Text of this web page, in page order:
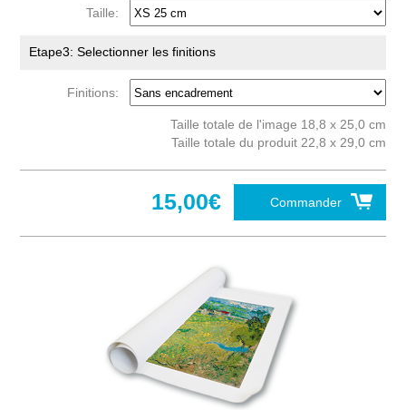
Taille:
Etape3: Selectionner les finitions
Finitions:
Taille totale de l'image 18,8 x 25,0 cm
Taille totale du produit 22,8 x 29,0 cm
Commander
15,00€